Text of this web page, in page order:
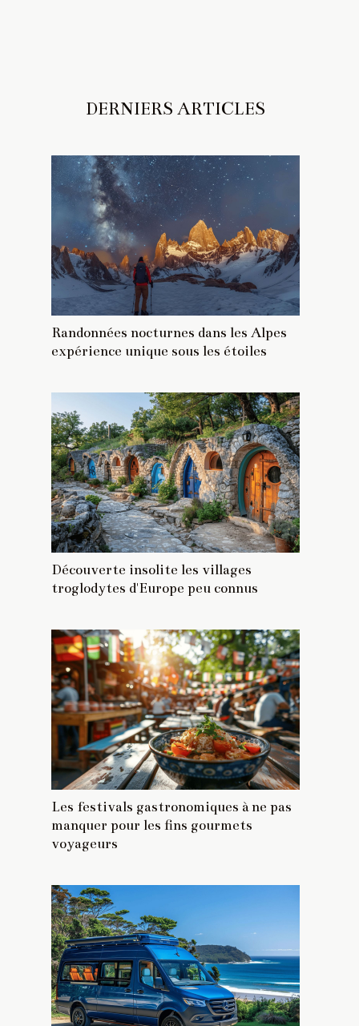
DERNIERS ARTICLES
Randonnées nocturnes dans les Alpes
expérience unique sous les étoiles
Découverte insolite les villages
troglodytes d'Europe peu connus
Les festivals gastronomiques à ne pas
manquer pour les fins gourmets
voyageurs